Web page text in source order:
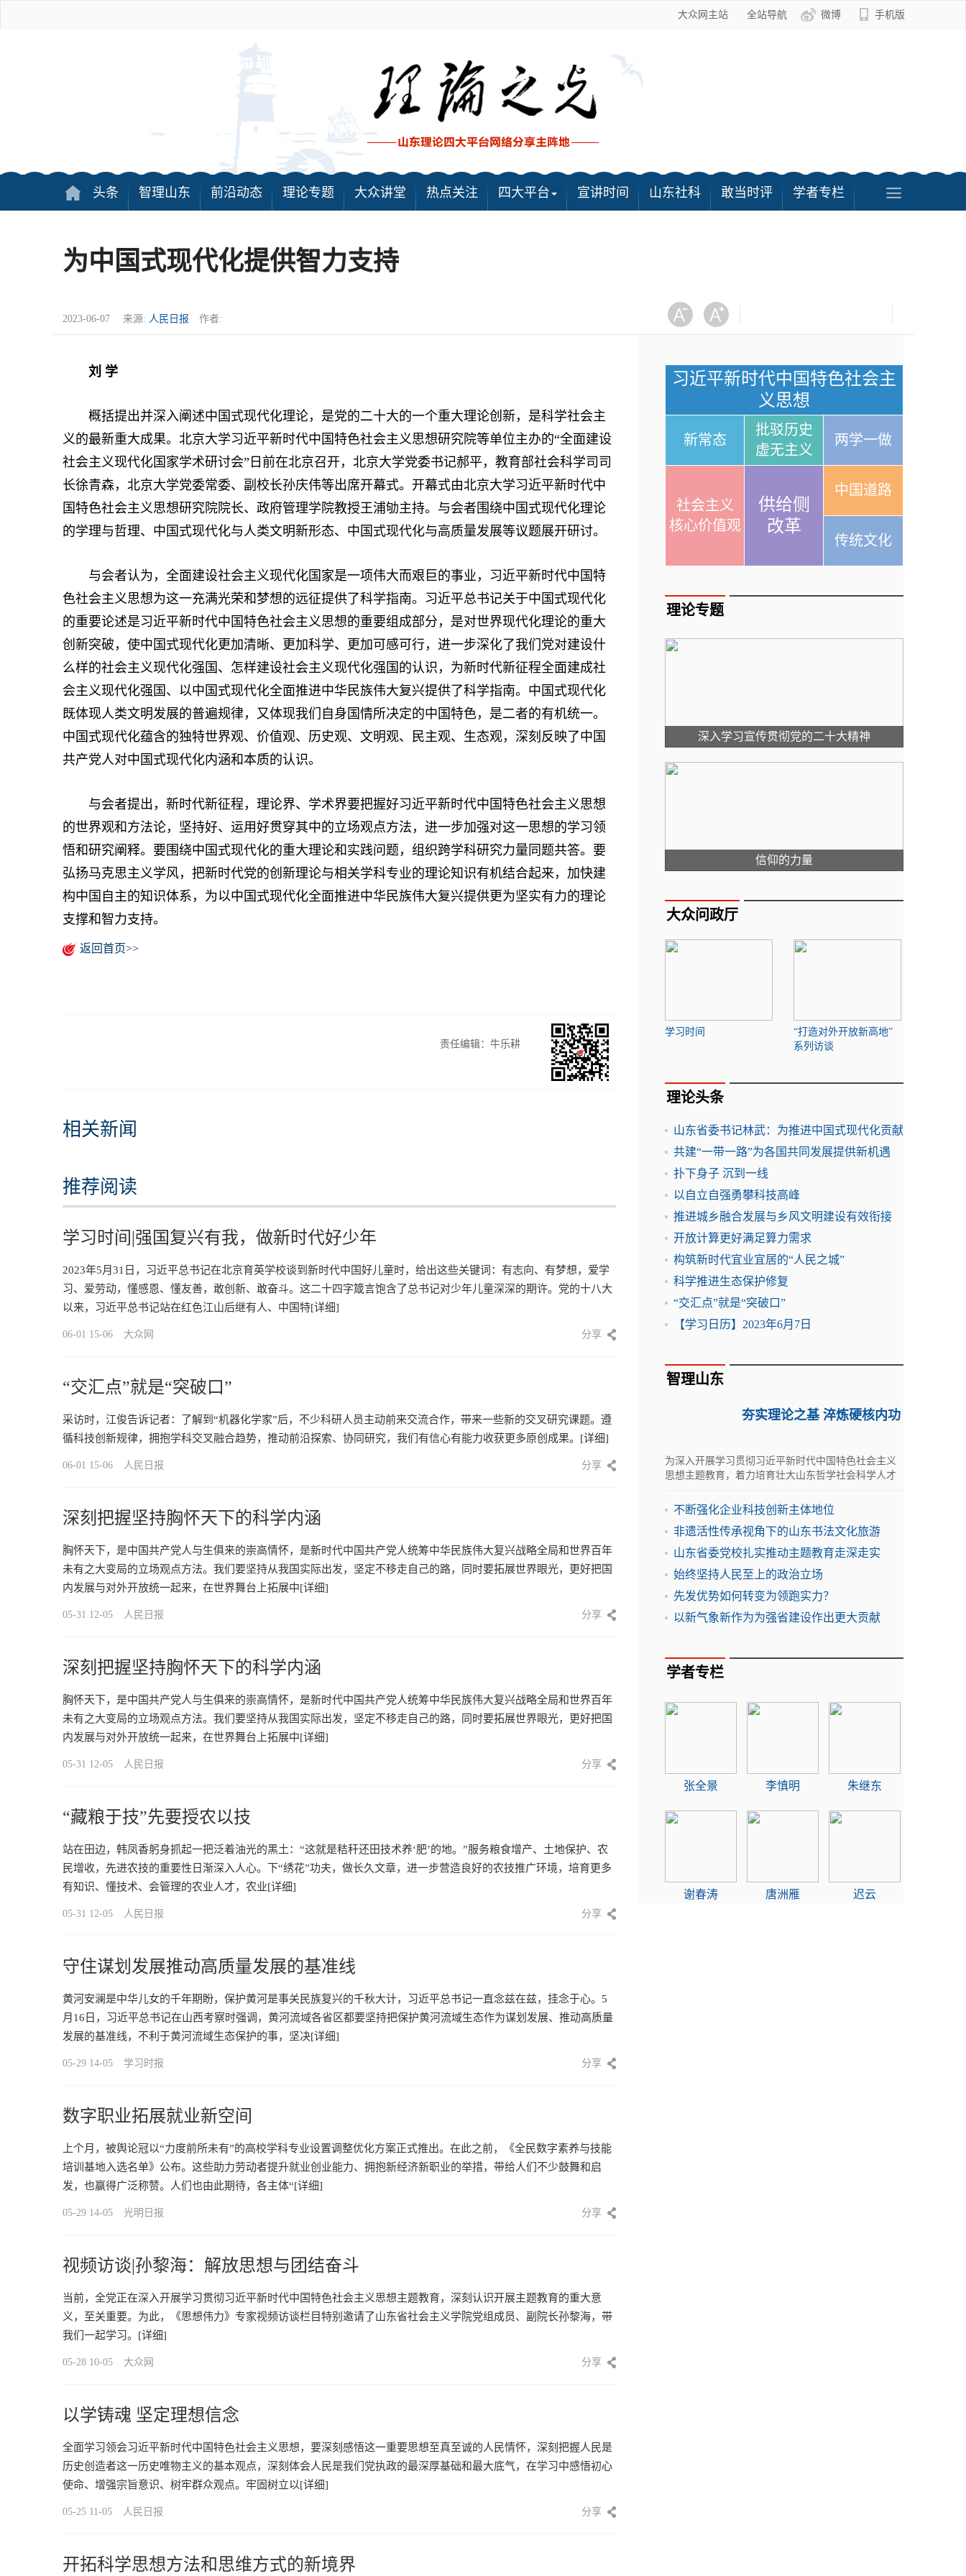
大众网主站 全站导航 微博 手机版
头条 智理山东 前沿动态 理论专题 大众讲堂 热点关注 四大平台 宣讲时间 山东社科 敢当时评 学者专栏
为中国式现代化提供智力支持
2023-06-07 来源: 人民日报 作者:
刘 学
概括提出并深入阐述中国式现代化理论，是党的二十大的一个重大理论创新，是科学社会主
义的最新重大成果。北京大学习近平新时代中国特色社会主义思想研究院等单位主办的“全面建设
社会主义现代化国家学术研讨会”日前在北京召开，北京大学党委书记郝平，教育部社会科学司司
长徐青森，北京大学党委常委、副校长孙庆伟等出席开幕式。开幕式由北京大学习近平新时代中
国特色社会主义思想研究院院长、政府管理学院教授王浦劬主持。与会者围绕中国式现代化理论
的学理与哲理、中国式现代化与人类文明新形态、中国式现代化与高质量发展等议题展开研讨。
与会者认为，全面建设社会主义现代化国家是一项伟大而艰巨的事业，习近平新时代中国特
色社会主义思想为这一充满光荣和梦想的远征提供了科学指南。习近平总书记关于中国式现代化
的重要论述是习近平新时代中国特色社会主义思想的重要组成部分，是对世界现代化理论的重大
创新突破，使中国式现代化更加清晰、更加科学、更加可感可行，进一步深化了我们党对建设什
么样的社会主义现代化强国、怎样建设社会主义现代化强国的认识，为新时代新征程全面建成社
会主义现代化强国、以中国式现代化全面推进中华民族伟大复兴提供了科学指南。中国式现代化
既体现人类文明发展的普遍规律，又体现我们自身国情所决定的中国特色，是二者的有机统一。
中国式现代化蕴含的独特世界观、价值观、历史观、文明观、民主观、生态观，深刻反映了中国
共产党人对中国式现代化内涵和本质的认识。
与会者提出，新时代新征程，理论界、学术界要把握好习近平新时代中国特色社会主义思想
的世界观和方法论，坚持好、运用好贯穿其中的立场观点方法，进一步加强对这一思想的学习领
悟和研究阐释。要围绕中国式现代化的重大理论和实践问题，组织跨学科研究力量同题共答。要
弘扬马克思主义学风，把新时代党的创新理论与相关学科专业的理论知识有机结合起来，加快建
构中国自主的知识体系，为以中国式现代化全面推进中华民族伟大复兴提供更为坚实有力的理论
支撑和智力支持。
返回首页>>
责任编辑：牛乐耕
相关新闻
推荐阅读
学习时间|强国复兴有我，做新时代好少年
2023年5月31日，习近平总书记在北京育英学校谈到新时代中国好儿童时，给出这些关键词：有志向、有梦想，爱学
习、爱劳动，懂感恩、懂友善，敢创新、敢奋斗。这二十四字箴言饱含了总书记对少年儿童深深的期许。党的十八大
以来，习近平总书记站在红色江山后继有人、中国特[详细]
06-01 15-06 大众网 分享
“交汇点”就是“突破口”
采访时，江俊告诉记者：了解到“机器化学家”后，不少科研人员主动前来交流合作，带来一些新的交叉研究课题。遵
循科技创新规律，拥抱学科交叉融合趋势，推动前沿探索、协同研究，我们有信心有能力收获更多原创成果。 [详细]
06-01 15-06 人民日报 分享
深刻把握坚持胸怀天下的科学内涵
胸怀天下，是中国共产党人与生俱来的崇高情怀，是新时代中国共产党人统筹中华民族伟大复兴战略全局和世界百年
未有之大变局的立场观点方法。我们要坚持从我国实际出发，坚定不移走自己的路，同时要拓展世界眼光，更好把国
内发展与对外开放统一起来，在世界舞台上拓展中[详细]
05-31 12-05 人民日报 分享
深刻把握坚持胸怀天下的科学内涵
胸怀天下，是中国共产党人与生俱来的崇高情怀，是新时代中国共产党人统筹中华民族伟大复兴战略全局和世界百年
未有之大变局的立场观点方法。我们要坚持从我国实际出发，坚定不移走自己的路，同时要拓展世界眼光，更好把国
内发展与对外开放统一起来，在世界舞台上拓展中[详细]
05-31 12-05 人民日报 分享
“藏粮于技”先要授农以技
站在田边，韩凤香躬身抓起一把泛着油光的黑土：“这就是秸秆还田技术养‘肥’的地。”服务粮食增产、土地保护、农
民增收，先进农技的重要性日渐深入人心。下“绣花”功夫，做长久文章，进一步营造良好的农技推广环境，培育更多
有知识、懂技术、会管理的农业人才，农业[详细]
05-31 12-05 人民日报 分享
守住谋划发展推动高质量发展的基准线
黄河安澜是中华儿女的千年期盼，保护黄河是事关民族复兴的千秋大计，习近平总书记一直念兹在兹，挂念于心。5
月16日，习近平总书记在山西考察时强调，黄河流域各省区都要坚持把保护黄河流域生态作为谋划发展、推动高质量
发展的基准线，不利于黄河流域生态保护的事，坚决[详细]
05-29 14-05 学习时报 分享
数字职业拓展就业新空间
上个月，被舆论冠以“力度前所未有”的高校学科专业设置调整优化方案正式推出。在此之前，《全民数字素养与技能
培训基地入选名单》公布。这些助力劳动者提升就业创业能力、拥抱新经济新职业的举措，带给人们不少鼓舞和启
发，也赢得广泛称赞。人们也由此期待，各主体“[详细]
05-29 14-05 光明日报 分享
视频访谈|孙黎海：解放思想与团结奋斗
当前，全党正在深入开展学习贯彻习近平新时代中国特色社会主义思想主题教育，深刻认识开展主题教育的重大意
义，至关重要。为此，《思想伟力》专家视频访谈栏目特别邀请了山东省社会主义学院党组成员、副院长孙黎海，带
我们一起学习。 [详细]
05-28 10-05 大众网 分享
以学铸魂 坚定理想信念
全面学习领会习近平新时代中国特色社会主义思想，要深刻感悟这一重要思想至真至诚的人民情怀，深刻把握人民是
历史创造者这一历史唯物主义的基本观点，深刻体会人民是我们党执政的最深厚基础和最大底气，在学习中感悟初心
使命、增强宗旨意识、树牢群众观点。牢固树立以[详细]
05-25 11-05 人民日报 分享
开拓科学思想方法和思维方式的新境界
习近平新时代中国特色社会主
义思想
新常态
批驳历史
虚无主义
两学一做
社会主义
核心价值观
供给侧
改革
中国道路
传统文化
理论专题
深入学习宣传贯彻党的二十大精神
信仰的力量
大众问政厅
学习时间
“打造对外开放新高地”
系列访谈
理论头条
山东省委书记林武：为推进中国式现代化贡献
共建“一带一路”为各国共同发展提供新机遇
扑下身子 沉到一线
以自立自强勇攀科技高峰
推进城乡融合发展与乡风文明建设有效衔接
开放计算更好满足算力需求
构筑新时代宜业宜居的“人民之城”
科学推进生态保护修复
“交汇点”就是“突破口”
【学习日历】2023年6月7日
智理山东
夯实理论之基 淬炼硬核内功
为深入开展学习贯彻习近平新时代中国特色社会主义
思想主题教育，着力培育壮大山东哲学社会科学人才
课在滨州举行
不断强化企业科技创新主体地位
非遗活性传承视角下的山东书法文化旅游
山东省委党校扎实推动主题教育走深走实
始终坚持人民至上的政治立场
先发优势如何转变为领跑实力？
以新气象新作为为强省建设作出更大贡献
学者专栏
张全景 李慎明 朱继东
谢春涛 唐洲雁 迟云